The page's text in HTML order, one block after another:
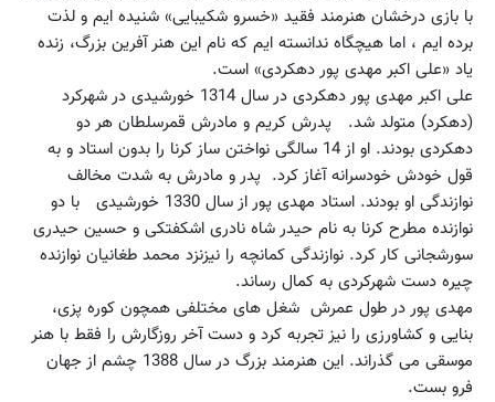
با بازی درخشان هنرمند فقید «خسرو شکیبایی» شنیده ایم و لذت
برده ایم ، اما هیچگاه ندانسته ایم که نام این هنر آفرین بزرگ، زنده
یاد «علی اکبر مهدی پور دهکردی» است.
علی اکبر مهدی پور دهکردی در سال 1314 خورشیدی در شهرکرد
(دهکرد) متولد شد. پدرش کریم و مادرش قمرسلطان هر دو
دهکردی بودند. او از 14 سالگی نواختن ساز کرنا را بدون استاد و به
قول خودش خودسرانه آغاز کرد. پدر و مادرش به شدت مخالف
نوازندگی او بودند. استاد مهدی پور از سال 1330 خورشیدی با دو
نوازنده مطرح کرنا به نام حیدر شاه نادری اشکفتکی و حسین حیدری
سورشجانی کار کرد. نوازندگی کمانچه را نیزنزد محمد طغانیان نوازنده
چیره دست شهرکردی به کمال رساند.
مهدی پور در طول عمرش شغل های مختلفی همچون کوره پزی،
بنایی و کشاورزی را نیز تجربه کرد و دست آخر روزگارش را فقط با هنر
موسقی می گذراند. این هنرمند بزرگ در سال 1388 چشم از جهان
فرو بست.